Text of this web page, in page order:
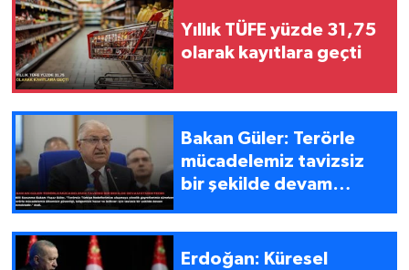
Yıllık TÜFE yüzde 31,75
olarak kayıtlara geçti
Bakan Güler: Terörle
mücadelemiz tavizsiz
bir şekilde devam
Erdoğan: Küresel